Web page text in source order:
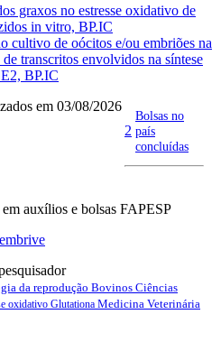
graxos no estresse oxidativo de
in vitro, BP.IC
cultivo de oócitos e/ou embriões na
transcritos envolvidos na síntese
BP.IC
em 03/08/2026
2
Bolsas no
país
concluídas
auxílios e bolsas FAPESP
da reprodução Bovinos Ciências
oxidativo Glutationa Medicina Veterinária